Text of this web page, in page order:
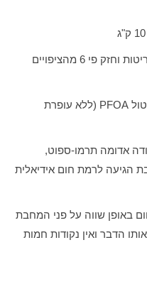
ציפוי נון-סטיק טיטניום עמיד בפני שריטות וחזק פי 6 מהציפויים
PFOA (ללא עופרת
אדומה תרמו-ספוט,
הגיעה לרמת חום אידיאלית
באופן שווה על פני המחבת
הדבר ואין נקודות חמות